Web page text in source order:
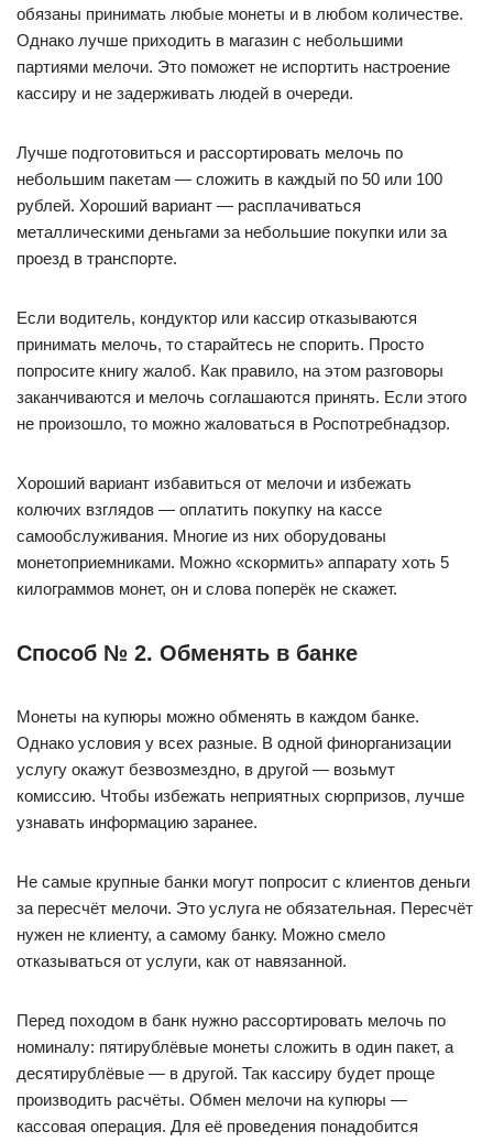
обязаны принимать любые монеты и в любом количестве.
Однако лучше приходить в магазин с небольшими
партиями мелочи. Это поможет не испортить настроение
кассиру и не задерживать людей в очереди.
Лучше подготовиться и рассортировать мелочь по
небольшим пакетам — сложить в каждый по 50 или 100
рублей. Хороший вариант — расплачиваться
металлическими деньгами за небольшие покупки или за
проезд в транспорте.
Если водитель, кондуктор или кассир отказываются
принимать мелочь, то старайтесь не спорить. Просто
попросите книгу жалоб. Как правило, на этом разговоры
заканчиваются и мелочь соглашаются принять. Если этого
не произошло, то можно жаловаться в Роспотребнадзор.
Хороший вариант избавиться от мелочи и избежать
колючих взглядов — оплатить покупку на кассе
самообслуживания. Многие из них оборудованы
монетоприемниками. Можно «скормить» аппарату хоть 5
килограммов монет, он и слова поперёк не скажет.
Способ № 2. Обменять в банке
Монеты на купюры можно обменять в каждом банке.
Однако условия у всех разные. В одной финорганизации
услугу окажут безвозмездно, в другой — возьмут
комиссию. Чтобы избежать неприятных сюрпризов, лучше
узнавать информацию заранее.
Не самые крупные банки могут попросит с клиентов деньги
за пересчёт мелочи. Это услуга не обязательная. Пересчёт
нужен не клиенту, а самому банку. Можно смело
отказываться от услуги, как от навязанной.
Перед походом в банк нужно рассортировать мелочь по
номиналу: пятирублёвые монеты сложить в один пакет, а
десятирублёвые — в другой. Так кассиру будет проще
производить расчёты. Обмен мелочи на купюры —
кассовая операция. Для её проведения понадобится